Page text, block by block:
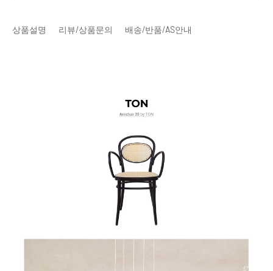
상품설명 리뷰/상품문의 배송/반품/AS안내